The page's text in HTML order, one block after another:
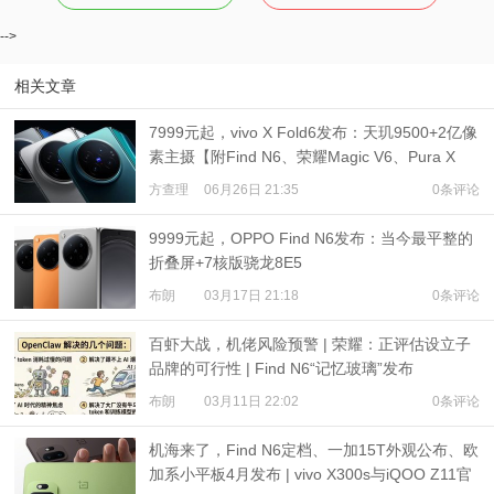
-->
相关文章
7999元起，vivo X Fold6发布：天玑9500+2亿像
素主摄【附Find N6、荣耀Magic V6、Pura X
Max多机对比】
方查理 06月26日 21:35 0条评论
9999元起，OPPO Find N6发布：当今最平整的
折叠屏+7核版骁龙8E5
布朗 03月17日 21:18 0条评论
百虾大战，机佬风险预警 | 荣耀：正评估设立子
品牌的可行性 | Find N6“记忆玻璃”发布
布朗 03月11日 22:02 0条评论
机海来了，Find N6定档、一加15T外观公布、欧
加系小平板4月发布 | vivo X300s与iQOO Z11官